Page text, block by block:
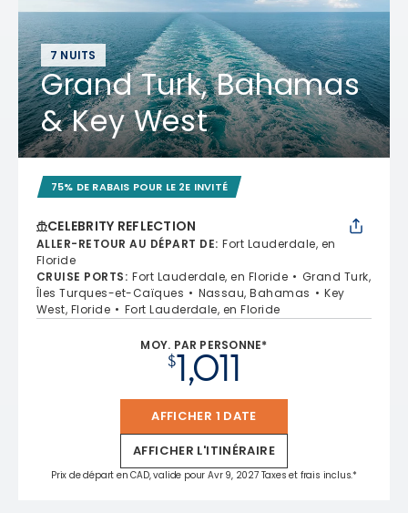
7 NUITS
Grand Turk, Bahamas
& Key West
75% DE RABAIS POUR LE 2E INVITÉ
CELEBRITY REFLECTION
ALLER-RETOUR AU DÉPART DE: Fort Lauderdale, en
Floride
CRUISE PORTS: Fort Lauderdale, en Floride
Grand Turk,
Îles Turques-et-Caïques
Nassau, Bahamas
Key
West, Floride
Fort Lauderdale, en Floride
MOY. PAR PERSONNE*
$1,011
AFFICHER 1 DATE
AFFICHER L'ITINÉRAIRE
Prix de départ en CAD, valide pour Avr 9, 2027 Taxes et frais inclus.*